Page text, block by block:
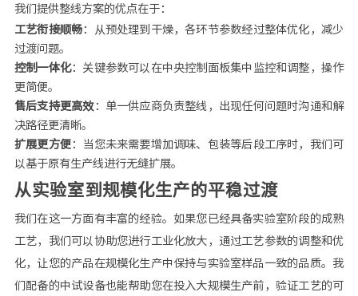
我们提供整线方案的优点在于：
工艺衔接顺畅 ：从预处理到干燥，各环节参数经过整体优化，减少
过渡问题。
控制一体化：关键参数可以在中央控制面板集中监控和调整，操作
更简便。
售后支持更高效：单一供应商负责整线，出现任何问题时沟通和解
决路径更清晰。
扩展更方便 ：当您未来需要增加调味、包装等后段工序时，我们可
以基于原有生产线进行无缝扩展。
从实验室到规模化生产的平稳过渡
我们在这一方面有丰富的经验。如果您已经具备实验室阶段的成熟
工艺，我们可以协助您进行工业化放大，通过工艺参数的调整和优
化，让您的产品在规模化生产中保持与实验室样品一致的品质。我
们配备的中试设备也能帮助您在投入大规模生产前，验证工艺的可